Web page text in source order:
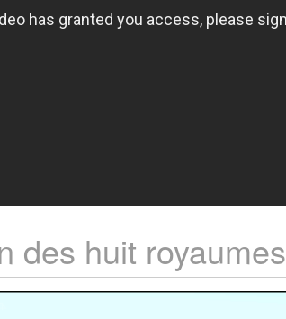
des huit royaumes